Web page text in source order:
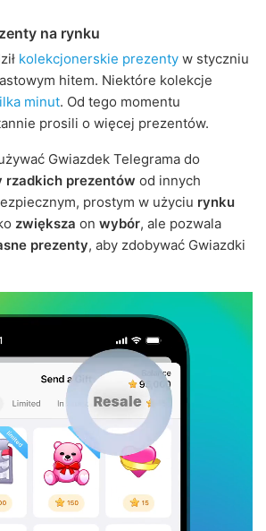
na rynku
kolekcjonerskie prezenty w styczniu
hitem. Niektóre kolekcje
minut. Od tego momentu
prosili o więcej prezentów.
Gwiazdek Telegrama do
rzadkich prezentów od innych
prostym w użyciu rynku
zwiększa on wybór, ale pozwala
prezenty, aby zdobywać Gwiazdki